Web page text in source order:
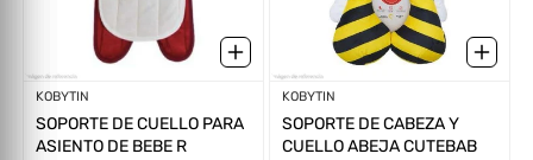
Proveedor:
KOBYTIN
SOPORTE DE CUELLO PARA
ASIENTO DE BEBE R
Proveedor:
KOBYTIN
SOPORTE DE CABEZA Y
CUELLO ABEJA CUTEBAB